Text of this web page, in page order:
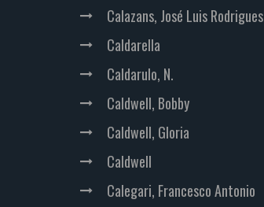
Calazans, José Luis Rodrigues
Caldarella
Caldarulo, N.
Caldwell, Bobby
Caldwell, Gloria
Caldwell
Calegari, Francesco Antonio